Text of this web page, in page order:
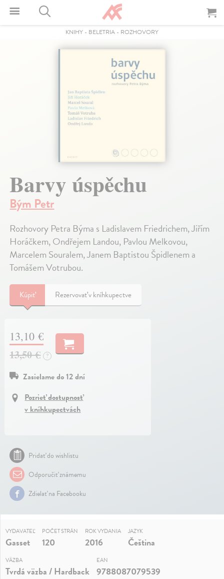
KNIHY - BELETRIA - ROZHOVORY
Barvy úspěchu
Bým Petr
Rozhovory Petra Býma s Ladislavem Friedrichem, Jiřím
Horáčkem, Ondřejem Landou, Pavlou Melkovou,
Marcelem Souralem, Janem Baptistou Špidlenem a
Tomášem Votrubou.
Kúpiť Rezervovať v kníhkupectve
13,10 €
13,50 €
?
Zasielame do 12 dní
Pozrieť dostupnosť
v kníhkupectvách
Pridať do wishlistu
Odporučiť známemu
Zdielať na Facebooku
VYDAVATEĽ
Gasset
POČET STRÁN
120
ROK VYDANIA
2016
JAZYK
Čeština
VÄZBA
Tvrdá väzba / Hardback
EAN
9788087079539